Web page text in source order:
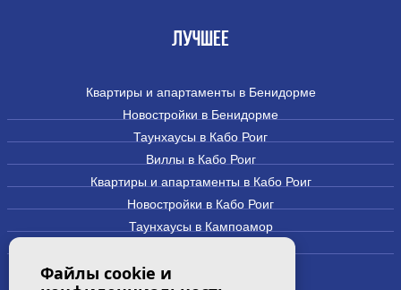
ЛУЧШЕЕ
Квартиры и апартаменты в Бенидорме
Новостройки в Бенидорме
Таунхаусы в Кабо Роиг
Виллы в Кабо Роиг
Квартиры и апартаменты в Кабо Роиг
Новостройки в Кабо Роиг
Таунхаусы в Кампоамор
Файлы cookie и